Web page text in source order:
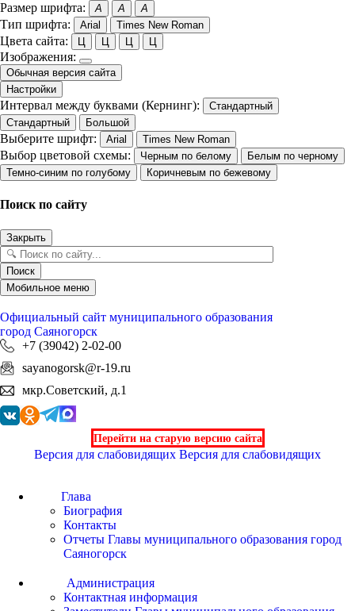
Размер шрифта: A A A
Тип шрифта: Arial Times New Roman
Цвета сайта: Ц Ц Ц Ц
Изображения:
Обычная версия сайта
Настройки
Интервал между буквами (Кернинг):
Стандартный
Стандартный
Большой
Выберите шрифт: Arial Times New Roman
Выбор цветовой схемы: Черным по белому
Белым по черному
Темно-синим по голубому
Коричневым по бежевому
Поиск по сайту
Закрыть
Поиск
Мобильное меню
Официальный сайт муниципального образования
город Саяногорск
+7 (39042) 2-02-00
sayanogorsk@r-19.ru
мкр.Советский, д.1
Перейти на старую версию сайта
Версия для слабовидящих Версия для слабовидящих
Глава
Биография
Контакты
Отчеты Главы муниципального образования город
Саяногорск
Администрация
Контактная информация